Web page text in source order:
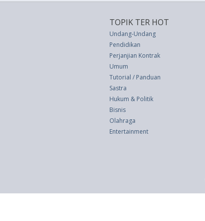
TOPIK TER HOT
Undang-Undang
Pendidikan
Perjanjian Kontrak
Umum
Tutorial / Panduan
Sastra
Hukum & Politik
Bisnis
Olahraga
Entertainment